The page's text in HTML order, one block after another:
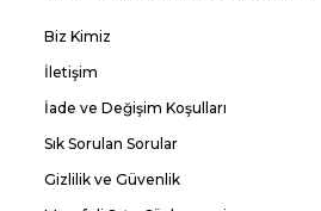
Biz Kimiz
İletişim
İade ve Değişim Koşulları
Sık Sorulan Sorular
Gizlilik ve Güvenlik